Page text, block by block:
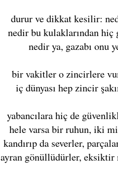
durur ve dikkat kesilir:
nedir bu kulaklarından hiç
nedir ya, gazabı onu
bir vakitler o zincirlere
iç dünyası hep zincir
yabancılara hiç de
hele varsa bir ruhun, iki
kandırıp da severler,
ayran gönüllüdürler, eksiktir